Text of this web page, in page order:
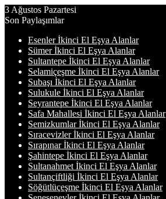
3 Ağustos Pazartesi
Son Paylaşımlar
Esenler İkinci El Eşya Alanlar
Sümer İkinci El Eşya Alanlar
Sultantepe İkinci El Eşya Alanlar
Selamiçeşme İkinci El Eşya Alanlar
Subaşı İkinci El Eşya Alanlar
Sulukule İkinci El Eşya Alanlar
Seyrantepe İkinci El Eşya Alanlar
Safa Mahallesi İkinci El Eşya Alanlar
Semizkumlar İkinci El Eşya Alanlar
Sıracevizler İkinci El Eşya Alanlar
Sırapınar İkinci El Eşya Alanlar
Şahintepe İkinci El Eşya Alanlar
Sultanahmet İkinci El Eşya Alanlar
Sultançiftliği İkinci El Eşya Alanlar
Söğütlüçeşme İkinci El Eşya Alanlar